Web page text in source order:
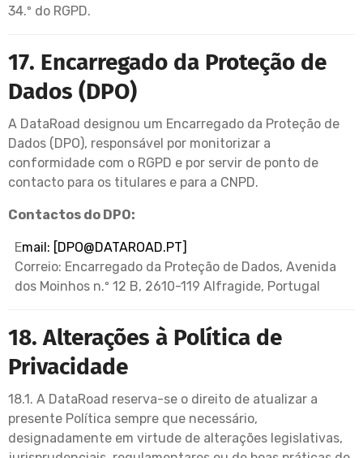
34.º do RGPD.
17. Encarregado da Proteção de
Dados (DPO)
A DataRoad designou um Encarregado da Proteção de
Dados (DPO), responsável por monitorizar a
conformidade com o RGPD e por servir de ponto de
contacto para os titulares e para a CNPD.
Contactos do DPO:
Email: [DPO@DATAROAD.PT]
Correio: Encarregado da Proteção de Dados, Avenida
dos Moinhos n.º 12 B, 2610-119 Alfragide, Portugal
18. Alterações à Política de
Privacidade
18.1. A DataRoad reserva-se o direito de atualizar a
presente Política sempre que necessário,
designadamente em virtude de alterações legislativas,